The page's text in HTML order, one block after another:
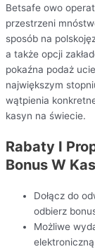
Betsafe owo
przestrzeni
sposób na
a także opcji
pokaźna podaż
największym
wątpienia
kasyn na świecie.
Rabaty I
Bonus W
Dołącz do
odbierz
Możliwe